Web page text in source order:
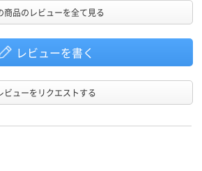
商品のレビューを全て見る
レビューを書く
ビューをリクエストする